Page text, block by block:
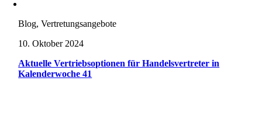
Blog, Vertretungsangebote
10. Oktober 2024
Aktuelle Vertriebsoptionen für Handelsvertreter in
Kalenderwoche 41